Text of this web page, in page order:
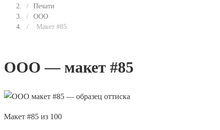
/
Печати
/
ООО
/
Макет #85
ООО — макет #85
Макет #85 из 100